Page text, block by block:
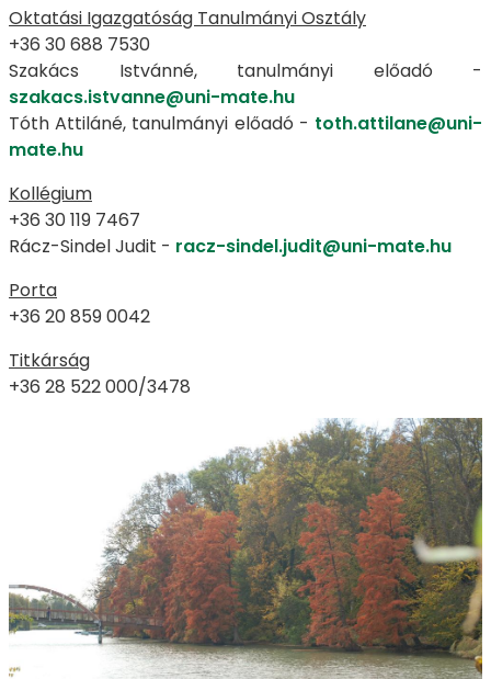
Oktatási Igazgatóság Tanulmányi Osztály
+36 30 688 7530
Szakács Istvánné, tanulmányi előadó -
szakacs.istvanne@uni-mate.hu
Tóth Attiláné, tanulmányi előadó - toth.attilane@uni-
mate.hu
Kollégium
+36 30 119 7467
Rácz-Sindel Judit - racz-sindel.judit@uni-mate.hu
Porta
+36 20 859 0042
Titkárság
+36 28 522 000/3478